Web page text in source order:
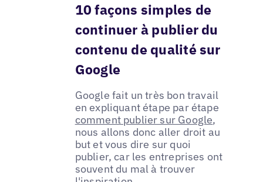
10 façons simples de
continuer à publier du
contenu de qualité sur
Google
Google fait un très bon travail
en expliquant étape par étape
comment publier sur Google,
nous allons donc aller droit au
but et vous dire sur quoi
publier, car les entreprises ont
souvent du mal à trouver